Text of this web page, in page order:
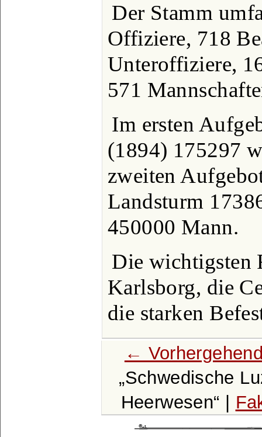
Der Stamm
Offiziere, 718
Unteroffiziere,
571
Im ersten
(1894) 175297
zweiten
Landsturm
450000 Mann.
Die wichtigsten
Karlsborg, die
die starken
←
Schwedische
Heerwesen
|